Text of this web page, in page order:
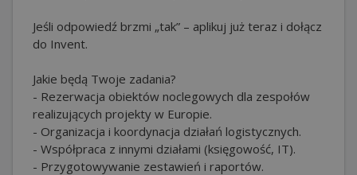
Jeśli odpowiedź brzmi „tak” – aplikuj już teraz i dołącz
do Invent.
Jakie będą Twoje zadania?
- Rezerwacja obiektów noclegowych dla zespołów
realizujących projekty w Europie.
- Organizacja i koordynacja działań logistycznych.
- Współpraca z innymi działami (księgowość, IT).
- Przygotowywanie zestawień i raportów.